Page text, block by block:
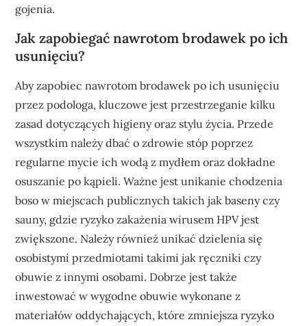
gojenia.
Jak zapobiegać nawrotom brodawek po ich
usunięciu?
Aby zapobiec nawrotom brodawek po ich usunięciu
przez podologa, kluczowe jest przestrzeganie kilku
zasad dotyczących higieny oraz stylu życia. Przede
wszystkim należy dbać o zdrowie stóp poprzez
regularne mycie ich wodą z mydłem oraz dokładne
osuszanie po kąpieli. Ważne jest unikanie chodzenia
boso w miejscach publicznych takich jak baseny czy
sauny, gdzie ryzyko zakażenia wirusem HPV jest
zwiększone. Należy również unikać dzielenia się
osobistymi przedmiotami takimi jak ręczniki czy
obuwie z innymi osobami. Dobrze jest także
inwestować w wygodne obuwie wykonane z
materiałów oddychających, które zmniejsza ryzyko